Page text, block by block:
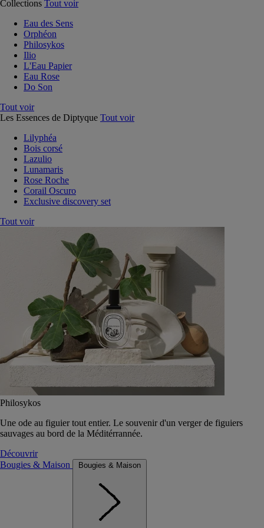
Collections Tout voir
Eau des Sens
Orphéon
Philosykos
Ilio
L'Eau Papier
Eau Rose
Do Son
Tout voir
Les Essences de Diptyque Tout voir
Lilyphéa
Bois corsé
Lazulio
Lunamaris
Rose Roche
Corail Oscuro
Exclusive discovery set
Tout voir
Philosykos
Une ode au figuier tout entier. Le souvenir d'un verger de figuiers
sauvages au bord de la Méditérrannée.
Découvrir
Bougies & Maison
Bougies & Maison